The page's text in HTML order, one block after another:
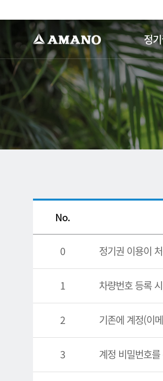
정
No.
0 정기권 이용이
1 차량번호 등록
2 기존에 계정(이
3 계정 비밀번호